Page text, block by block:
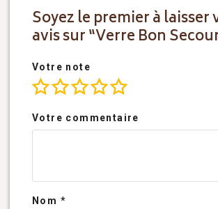
Soyez le premier à laisser
avis sur “Verre Bon
Votre note
Votre commentaire
Nom *